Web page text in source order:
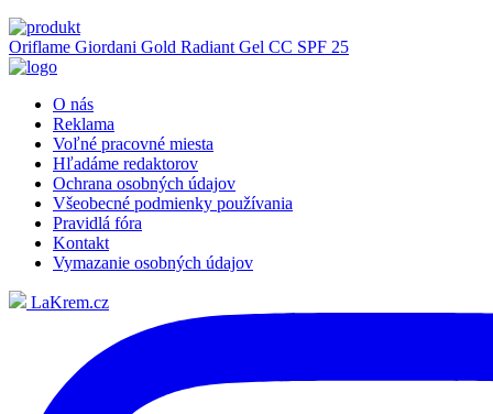
Oriflame Giordani Gold Radiant Gel CC SPF 25
O nás
Reklama
Voľné pracovné miesta
Hľadáme redaktorov
Ochrana osobných údajov
Všeobecné podmienky používania
Pravidlá fóra
Kontakt
Vymazanie osobných údajov
LaKrem.cz